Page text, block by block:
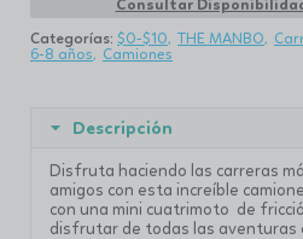
Consultar
Categorías: $0-$10 THE MANBO
6-8 años
Camiones
Descripción
Disfruta haciendo las carreras
amigos con esta increíble
con una mini cuatrimoto de
disfrutar de todas las aventuras